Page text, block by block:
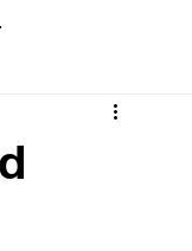
filament PETG carbone